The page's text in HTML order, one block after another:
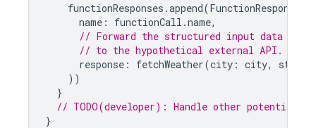
functionResponses .append(
name : functionCall .name,
// Forward the structured input data
// to the hypothetical external API.
response : fetchWeather(city : city, state
))
}
// TODO(developer): Handle other potential
}